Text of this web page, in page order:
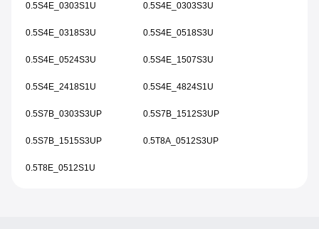
0.5S4E_0303S1U 0.5S4E_0303S3U
0.5S4E_0318S3U 0.5S4E_0518S3U
0.5S4E_0524S3U 0.5S4E_1507S3U
0.5S4E_2418S1U 0.5S4E_4824S1U
0.5S7B_0303S3UP 0.5S7B_1512S3UP
0.5S7B_1515S3UP 0.5T8A_0512S3UP
0.5T8E_0512S1U